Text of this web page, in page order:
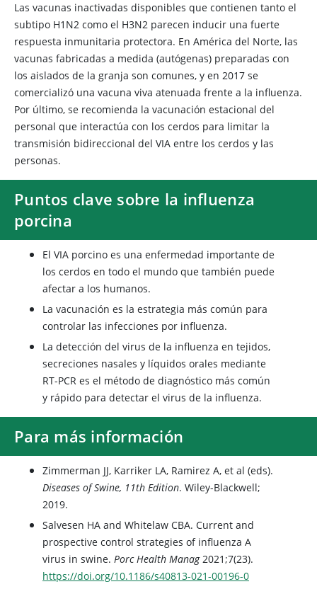
Las vacunas inactivadas disponibles que contienen tanto el
subtipo H1N2 como el H3N2 parecen inducir una fuerte
respuesta inmunitaria protectora. En América del Norte, las
vacunas fabricadas a medida (autógenas) preparadas con
los aislados de la granja son comunes, y en 2017 se
comercializó una vacuna viva atenuada frente a la influenza.
Por último, se recomienda la vacunación estacional del
personal que interactúa con los cerdos para limitar la
transmisión bidireccional del VIA entre los cerdos y las
personas.
Puntos clave sobre la influenza
porcina
El VIA porcino es una enfermedad importante de
los cerdos en todo el mundo que también puede
afectar a los humanos.
La vacunación es la estrategia más común para
controlar las infecciones por influenza.
La detección del virus de la influenza en tejidos,
secreciones nasales y líquidos orales mediante
RT-PCR es el método de diagnóstico más común
y rápido para detectar el virus de la influenza.
Para más información
Zimmerman JJ, Karriker LA, Ramirez A, et al (eds).
Diseases of Swine, 11th Edition. Wiley-Blackwell;
2019.
Salvesen HA and Whitelaw CBA. Current and
prospective control strategies of influenza A
virus in swine. Porc Health Manag2021;7(23).
https://doi.org/10.1186/s40813-021-00196-0